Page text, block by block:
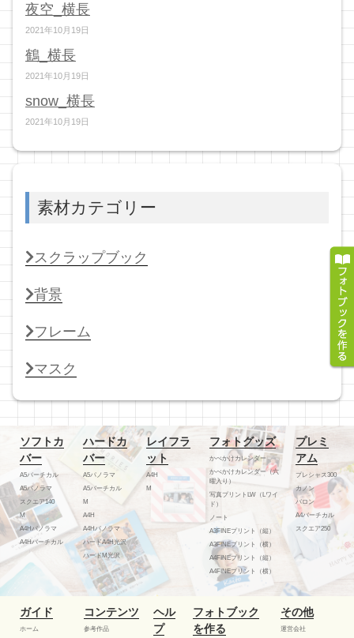
夜空_横長
2021年10月19日
鶴_横長
2021年10月19日
snow_横長
2021年10月19日
素材カテゴリー
スクラップブック
背景
フレーム
マスク
ソフトカ
バー
A5バーチカル
A5パノラマ
スクエア140
M
A4Hパノラマ
A4Hバーチカル
ハードカ
バー
A5パノラマ
A5バーチカル
M
A4H
A4Hパノラマ
ハードA4H光沢
ハードM光沢
レイフラ
ット
A4H
M
フォトグッズ
かべかけカレンダー
かべかけカレンダー（六
曜入り）
写真プリントLW（Lワイ
ド）
ノート
A3FINEプリント（縦）
A3FINEプリント（横）
A4FINEプリント（縦）
A4FINEプリント（横）
プレミ
アム
プレシャス300
カノン
バロン
A4バーチカル
スクエア250
ガイド
ホーム
コンテンツ
参考作品
ヘル
プ
フォトブック
を作る
その他
運営会社